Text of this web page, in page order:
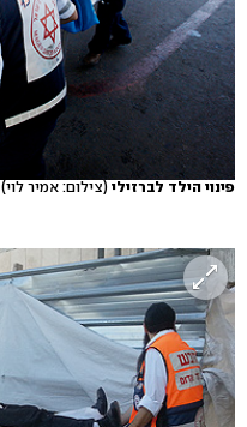
פינוי הילד לברזילי (צילום: אמיר לוי)